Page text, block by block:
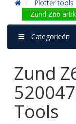
Plotter tools
Zund Z66
Categorieën
Zund
Tools